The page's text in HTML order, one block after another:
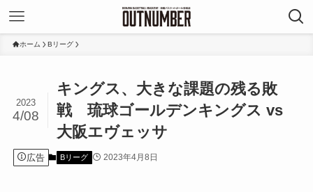
ホーム Bリーグ
キングス、大きな課題の残る敗
戦 琉球ゴールデンキングス vs
大阪エヴェッサ
2023
4/08
広告 Bリーグ 2023年4月8日